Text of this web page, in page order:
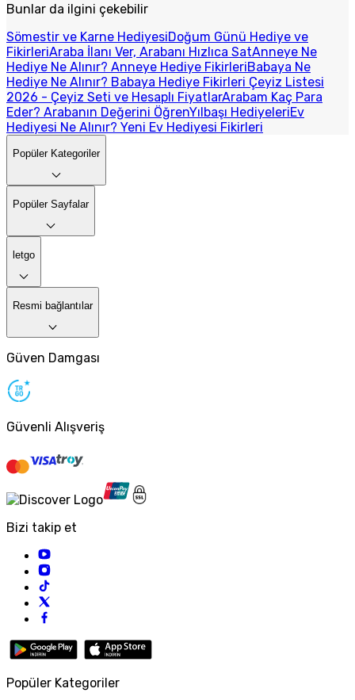
Bunlar da ilgini çekebilir
Sömestir ve Karne HediyesiDoğum Günü Hediye ve
FikirleriAraba İlanı Ver, Arabanı Hızlıca SatAnneye Ne
Hediye Ne Alınır? Anneye Hediye FikirleriBabaya Ne
Hediye Ne Alınır? Babaya Hediye Fikirleri Çeyiz Listesi
2026 - Çeyiz Seti ve Hesaplı FiyatlarArabam Kaç Para
Eder? Arabanın Değerini ÖğrenYılbaşı HediyeleriEv
Hediyesi Ne Alınır? Yeni Ev Hediyesi Fikirleri
Popüler Kategoriler
Popüler Sayfalar
letgo
Resmi bağlantılar
Güven Damgası
Güvenli Alışveriş
Bizi takip et
Popüler Kategoriler